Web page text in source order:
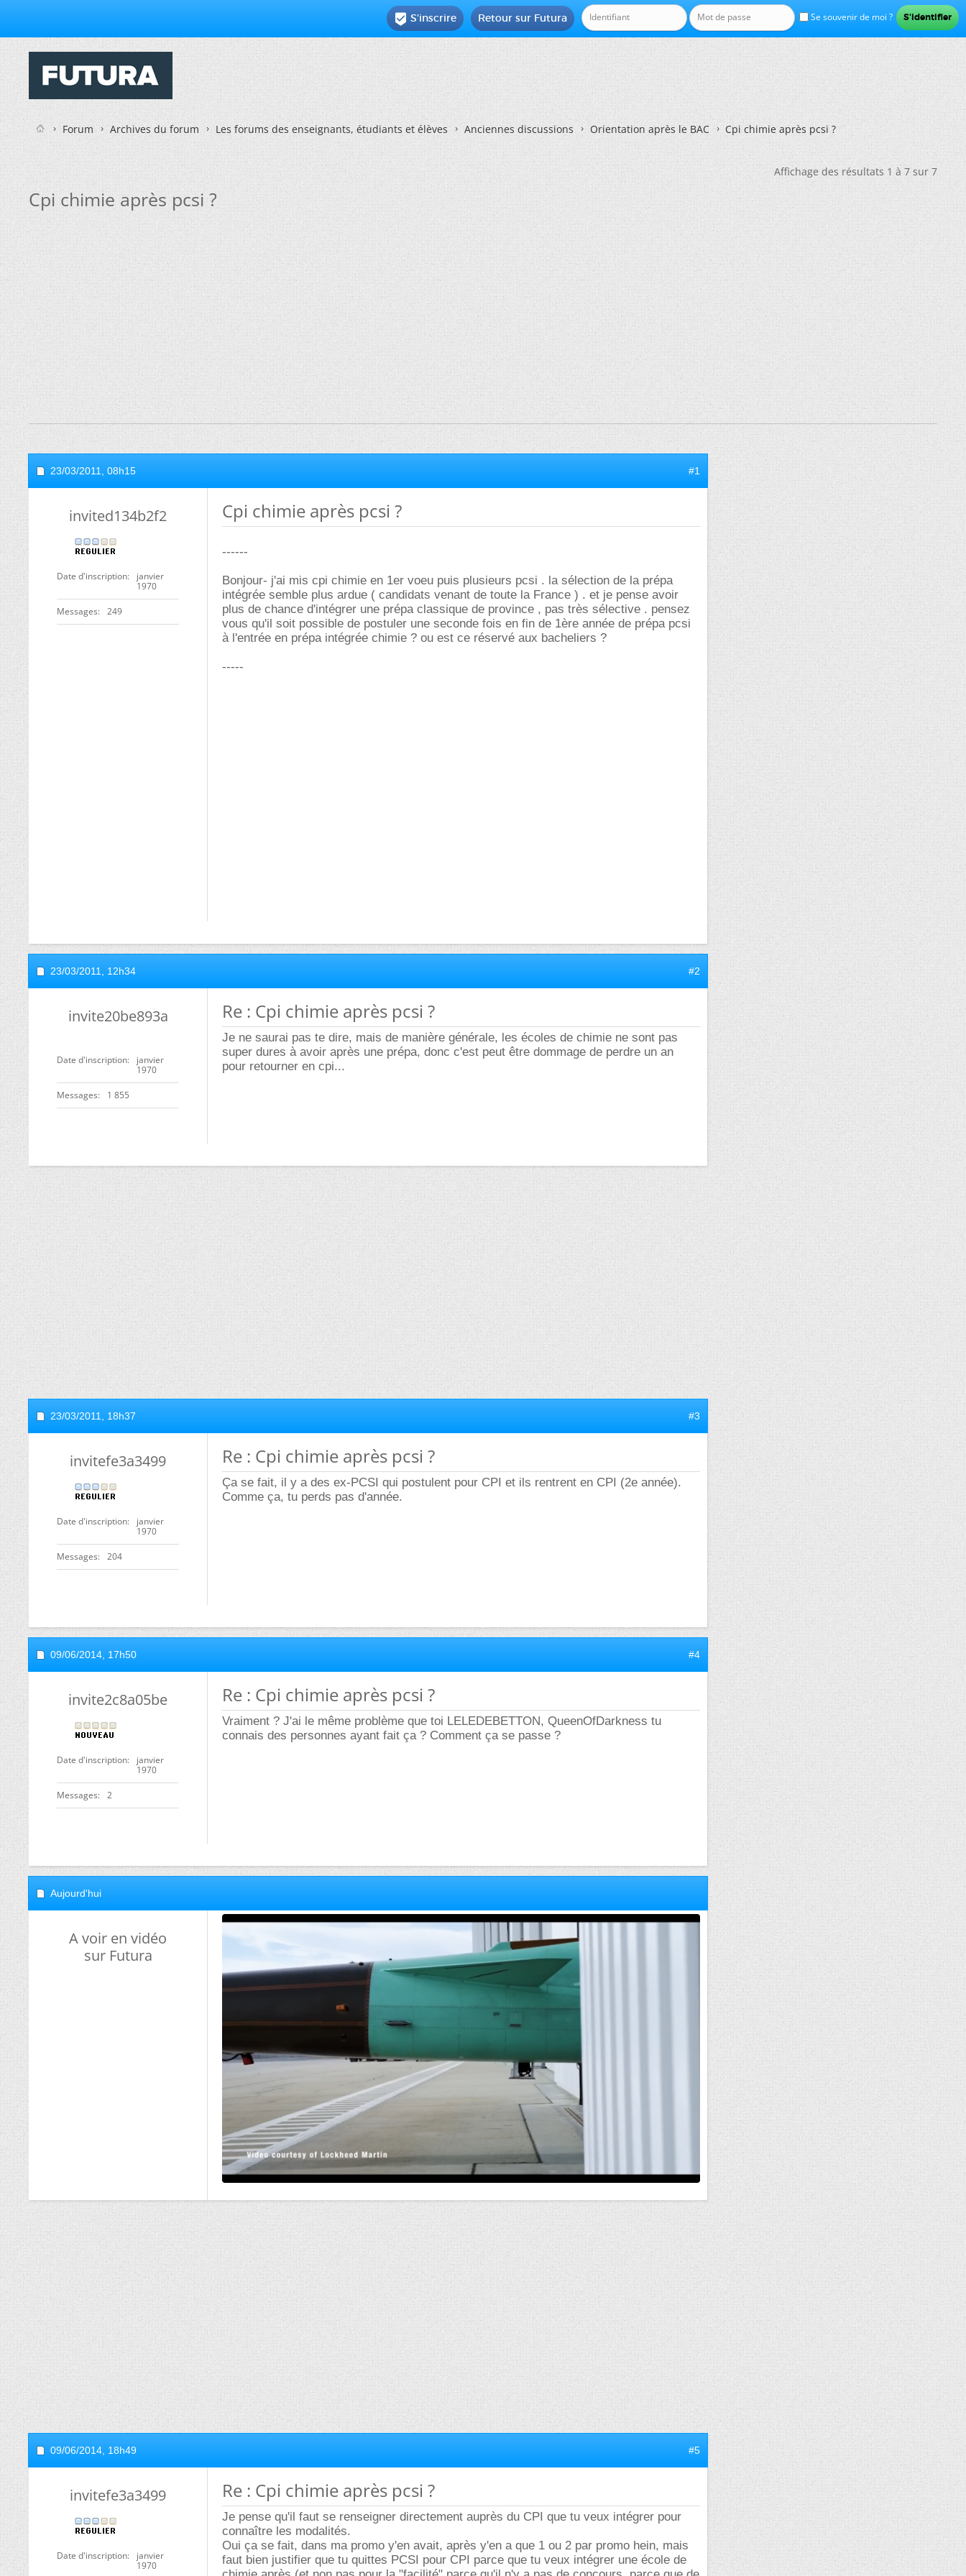
Se souvenir de moi ?
Retour sur Futura
 S'inscrire
Forum Archives du forum Les forums des enseignants, étudiants et élèves Anciennes discussions Orientation après le BAC Cpi chimie après pcsi ?
Affichage des résultats 1 à 7 sur 7
Cpi chimie après pcsi ?
23/03/2011, 08h15 #1
invited134b2f2
Date d'inscription
janvier
1970
Messages 249
Cpi chimie après pcsi ?
------
Bonjour- j'ai mis cpi chimie en 1er voeu puis plusieurs pcsi . la sélection de la prépa
intégrée semble plus ardue ( candidats venant de toute la France ) . et je pense avoir
plus de chance d'intégrer une prépa classique de province , pas très sélective . pensez
vous qu'il soit possible de postuler une seconde fois en fin de 1ère année de prépa pcsi
à l'entrée en prépa intégrée chimie ? ou est ce réservé aux bacheliers ?
-----
23/03/2011, 12h34 #2
invite20be893a
Date d'inscription
janvier
1970
Messages 1 855
Re : Cpi chimie après pcsi ?
Je ne saurai pas te dire, mais de manière générale, les écoles de chimie ne sont pas
super dures à avoir après une prépa, donc c'est peut être dommage de perdre un an
pour retourner en cpi...
23/03/2011, 18h37 #3
invitefe3a3499
Date d'inscription
janvier
1970
Messages 204
Re : Cpi chimie après pcsi ?
Ça se fait, il y a des ex-PCSI qui postulent pour CPI et ils rentrent en CPI (2e année).
Comme ça, tu perds pas d'année.
09/06/2014, 17h50 #4
invite2c8a05be
Date d'inscription
janvier
1970
Messages 2
Re : Cpi chimie après pcsi ?
Vraiment ? J'ai le même problème que toi LELEDEBETTON, QueenOfDarkness tu
connais des personnes ayant fait ça ? Comment ça se passe ?
Aujourd'hui
A voir en vidéo
sur Futura
09/06/2014, 18h49 #5
invitefe3a3499
Date d'inscription
janvier
1970
Re : Cpi chimie après pcsi ?
Je pense qu'il faut se renseigner directement auprès du CPI que tu veux intégrer pour
connaître les modalités.
Oui ça se fait, dans ma promo y'en avait, après y'en a que 1 ou 2 par promo hein, mais
faut bien justifier que tu quittes PCSI pour CPI parce que tu veux intégrer une école de